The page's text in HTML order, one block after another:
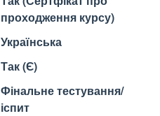
проходження курсу)
Українська
Так (Є)
Фінальне тестування/
іспит